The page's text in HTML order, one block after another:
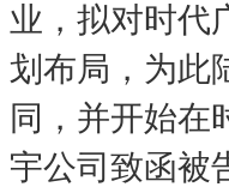
业，拟对时代
划布局，为此
同，并开始在
宇公司致函被